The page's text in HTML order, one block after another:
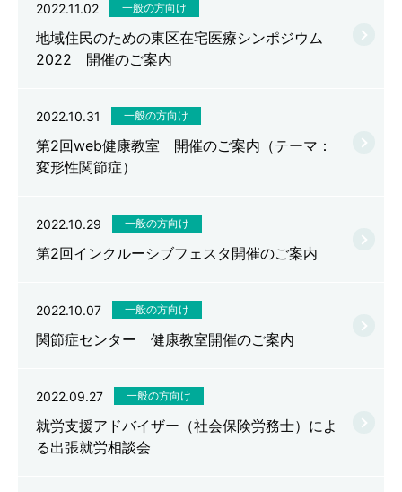
2022.11.02 一般の方向け
地域住民のための東区在宅医療シンポジウム
2022 開催のご案内
2022.10.31 一般の方向け
第2回web健康教室 開催のご案内（テーマ：
変形性関節症）
2022.10.29 一般の方向け
第2回インクルーシブフェスタ開催のご案内
2022.10.07 一般の方向け
関節症センター 健康教室開催のご案内
2022.09.27 一般の方向け
就労支援アドバイザー（社会保険労務士）によ
る出張就労相談会